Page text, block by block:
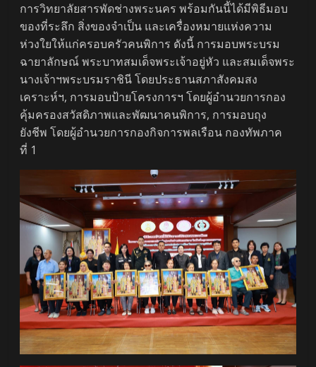
การวิทยาลัยสารพัดช่างพระนคร พร้อมกันนี้ได้มีพิธีมอบ
ของที่ระลึก สิ่งของจำเป็น และเครื่องหมายแห่งความ
ห่วงใยให้แก่ครอบครัวคนพิการ ดังนี้ การมอบพระบรม
ฉายาลักษณ์ พระบาทสมเด็จพระเจ้าอยู่หัว และสมเด็จพระ
นางเจ้าฯพระบรมราชินี โดยประธานสภาสังคมสง
เคราะห์ฯ, การมอบป้ายโครงการฯ โดยผู้อำนวยการกอง
คุ้มครองสวัสดิภาพและพัฒนาคนพิการ, การมอบถุง
ยังชีพ โดยผู้อำนวยการกองกิจการพลเรือน กองทัพภาค
ที่ 1